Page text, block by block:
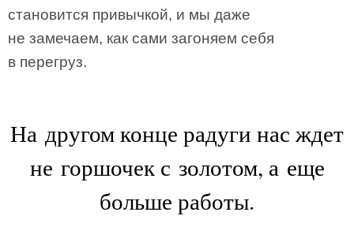
становится привычкой, и мы даже
не замечаем, как сами загоняем себя
в перегруз.
На другом конце радуги нас ждет
не горшочек с золотом, а еще
больше работы.